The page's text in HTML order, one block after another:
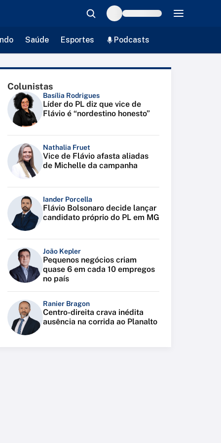
Saúde Esportes Podcasts
Colunistas
Basília Rodrigues
Líder do PL diz que vice de
Flávio é “nordestino honesto”
Nathalia Fruet
Vice de Flávio afasta aliadas
de Michelle da campanha
Iander Porcella
Flávio Bolsonaro decide lançar
candidato próprio do PL em MG
João Kepler
Pequenos negócios criam
quase 6 em cada 10 empregos
no país
Ranier Bragon
Centro-direita crava inédita
ausência na corrida ao Planalto